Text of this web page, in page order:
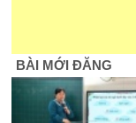
BÀI MỚI ĐĂNG